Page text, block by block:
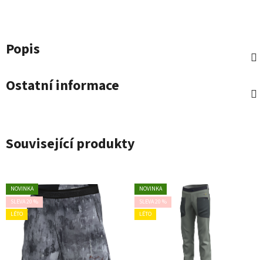
Popis
Ostatní informace
Související produkty
NOVINKA
SLEVA 20 %
LÉTO
NOVINKA
SLEVA 20 %
LÉTO